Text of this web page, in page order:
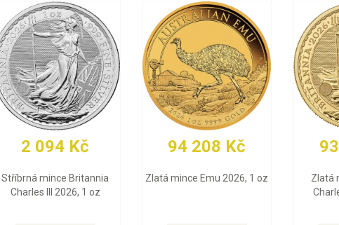
30 483 Kč
Zlatý slitek Valcambi 10 g
93 012 Kč
Zlatá mince Maple Leaf